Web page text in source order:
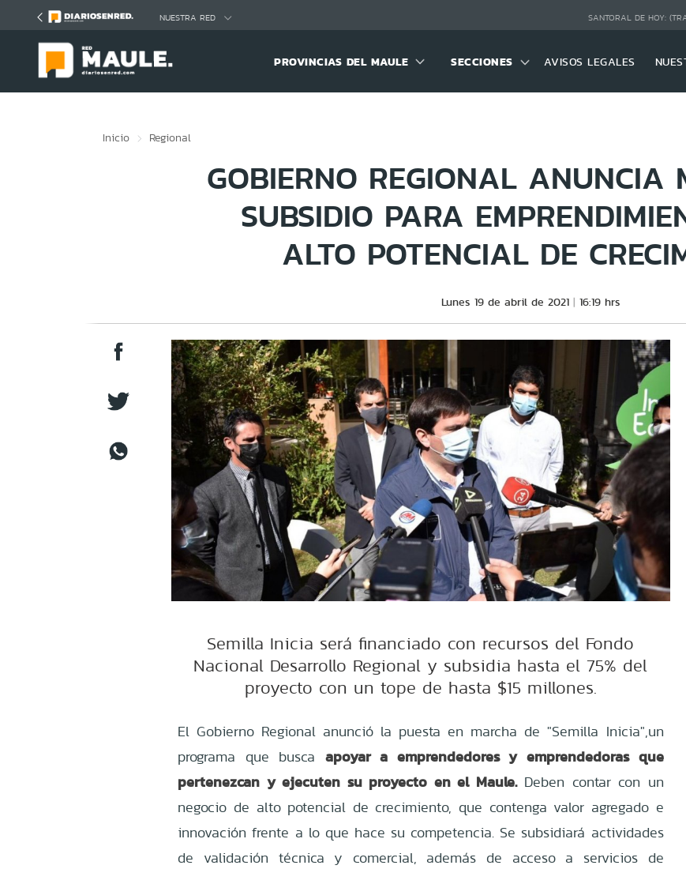
NUESTRA RED SANTORAL DE HOY:
PROVINCIAS DEL MAULE SECCIONES AVISOS LEGALES
Inicio Regional
GOBIERNO REGIONAL ANUNCIA
SUBSIDIO PARA
ALTO POTENCIAL DE
Lunes 19 de abril de 2021 16:19 hrs
Semilla Inicia será financiado con recursos del Fondo
Nacional Desarrollo Regional y subsidia hasta el 75% del
proyecto con un tope de hasta $15 millones.
El Gobierno Regional anunció la puesta en marcha de "Semilla Inicia",un
programa que busca apoyar a emprendedores y emprendedoras que
pertenezcan y ejecuten su proyecto en el Maule.Deben contar con un
negocio de alto potencial de crecimiento, que contenga valor agregado e
innovación frente a lo que hace su competencia. Se subsidiará actividades
de validación técnica y comercial, además de acceso a servicios de